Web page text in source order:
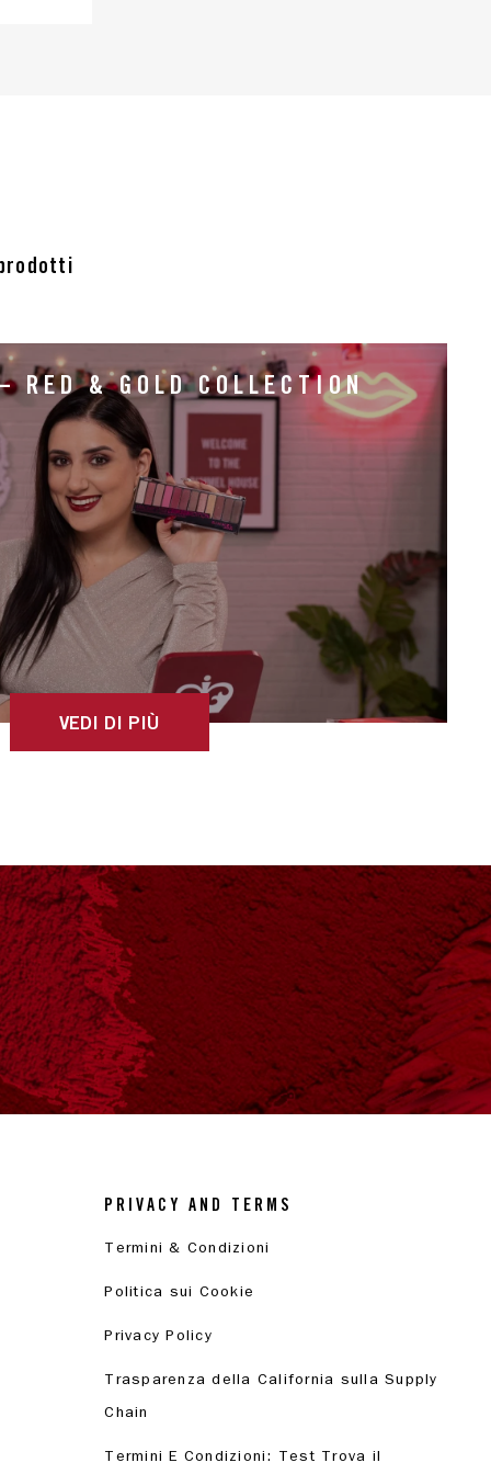
& GOLD COLLECTION
VEDI DI PIÙ
PRIVACY AND TERMS
Termini & Condizioni
Politica sui Cookie
Privacy Policy
Trasparenza della California sulla Supply
Chain
Termini E Condizioni: Test Trova il